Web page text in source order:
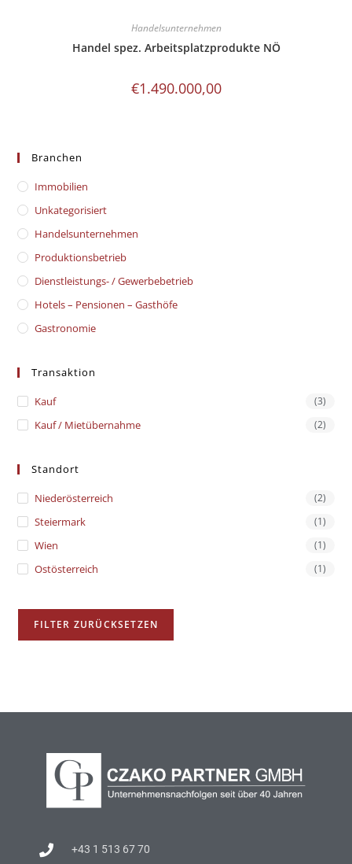
Handelsunternehmen
Handel spez. Arbeitsplatzprodukte NÖ
€1.490.000,00
Branchen
Immobilien
Unkategorisiert
Handelsunternehmen
Produktionsbetrieb
Dienstleistungs- / Gewerbebetrieb
Hotels – Pensionen – Gasthöfe
Gastronomie
Transaktion
Kauf (3)
Kauf / Mietübernahme (2)
Standort
Niederösterreich (2)
Steiermark (1)
Wien (1)
Ostösterreich (1)
FILTER ZURÜCKSETZEN
+43 1 513 67 70